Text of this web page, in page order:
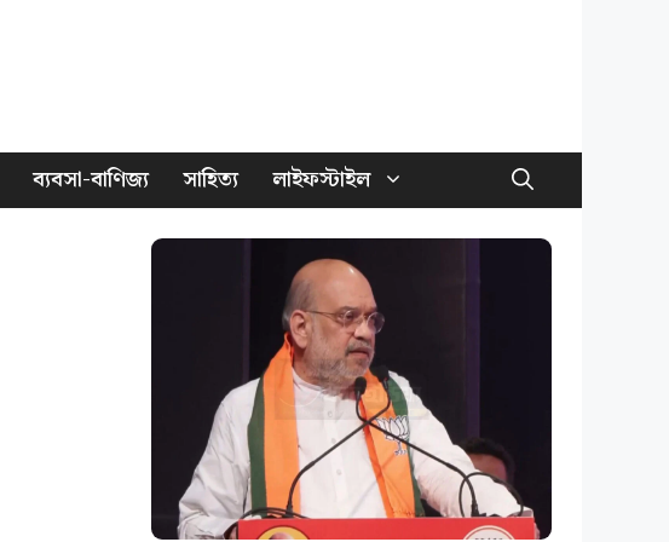
ব্যবসা-বাণিজ্য সাহিত্য লাইফস্টাইল